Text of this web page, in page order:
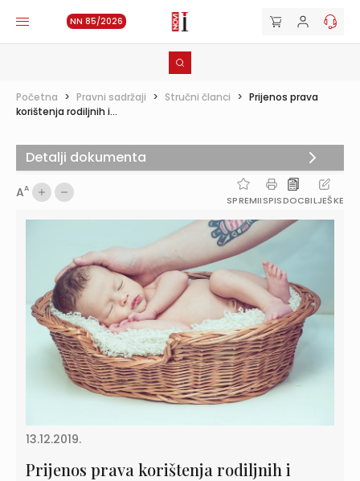
NN 85/2026
Početna > Pravni sadržaji > Stručni članci > Prijenos prava
korištenja rodiljnih i...
AA
SPREMIISPISDOCBILJEŠKE
13.12.2019.
Prijenos prava korištenja rodiljnih i
Detalji dokumenta